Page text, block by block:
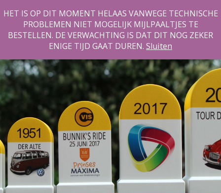
HET IS OP DIT MOMENT HELAAS VANWEGE TECHNISCHE
PROBLEMEN NIET MOGELIJK MIJLPAALTJES TE
BESTELLEN. DE VERWACHTING IS DAT DIT NOG ZEKER
ENIGE TIJD GAAT DUREN. Sluiten